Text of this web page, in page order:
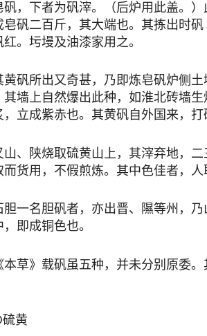
矾，下者为矾滓。（后炉用此盖。
皂矾二百斤，其大端也。其拣出时
。圬墁及油漆家用之。
所出又奇甚，乃即炼皂矾炉侧土
其墙上自然爆出此种，如淮北砖墙
立成紫赤也。其黄矾自外国来，
陕烧取硫黄山上，其滓弃地，二
货用，不假煎炼。其中色佳者，人
名胆矾者，亦出晋、隰等州，乃
即成铜色也。
》载矾虽五种，并未分别原委。
黄